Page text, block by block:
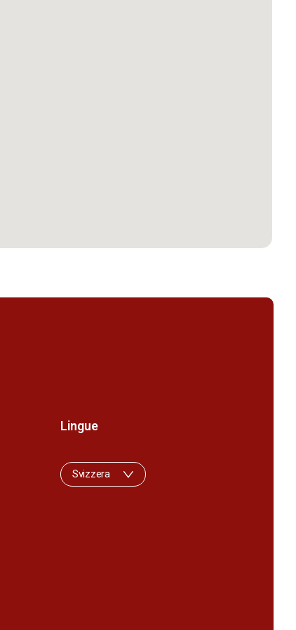
Lingue
Svizzera